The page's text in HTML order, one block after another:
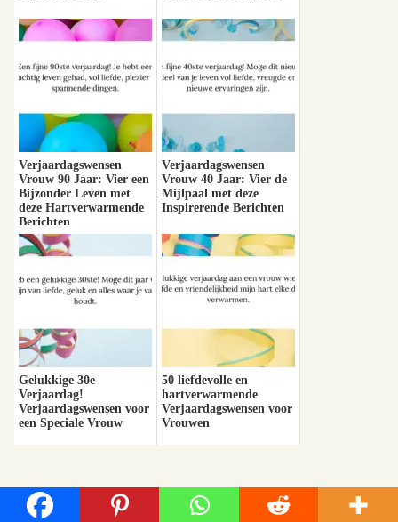
Verjaardagswensen
Vrouw 90 Jaar: Vier een
Bijzonder Leven met
deze Hartverwarmende
Berichten
Verjaardagswensen
Vrouw 40 Jaar: Vier de
Mijlpaal met deze
Inspirerende Berichten
Gelukkige 30e
Verjaardag!
Verjaardagswensen voor
een Speciale Vrouw
50 liefdevolle en
hartverwarmende
Verjaardagswensen voor
Vrouwen